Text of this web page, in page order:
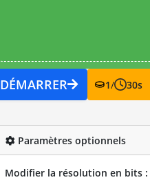
DÉMARRER 1/ 30s
Paramètres optionnels
Modifier la résolution en bits :